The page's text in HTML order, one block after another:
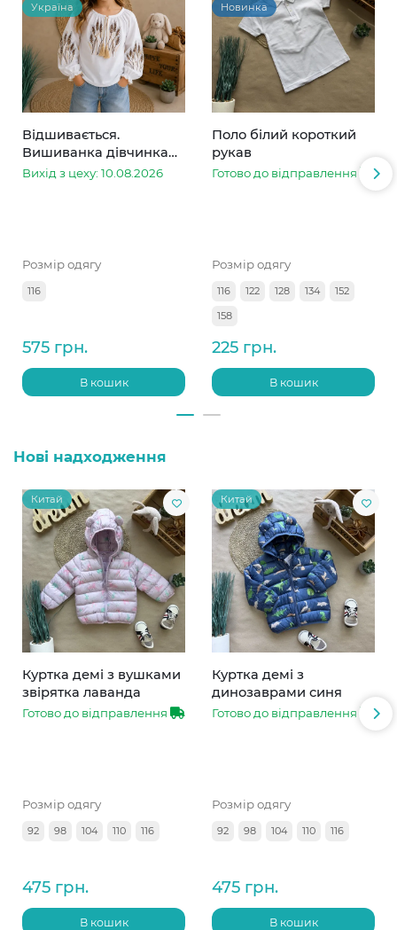
Україна
Відшивається.
Вишиванка дівчинка
колоски
Вихід з цеху: 10.08.2026
Розмір одягу
116
575 грн.
В кошик
Новинка
Поло білий короткий
рукав
Готово до відправлення
Розмір одягу
116 122 128 134
152
158
225 грн.
В кошик
Нові надходження
Китай
Куртка демі з вушками
звірятка лаванда
Готово до відправлення
Розмір одягу
92 98 104 110 116
475 грн.
В кошик
Китай
Куртка демі з
динозаврами синя
Готово до відправлення
Розмір одягу
92 98 104 110 116
475 грн.
В кошик